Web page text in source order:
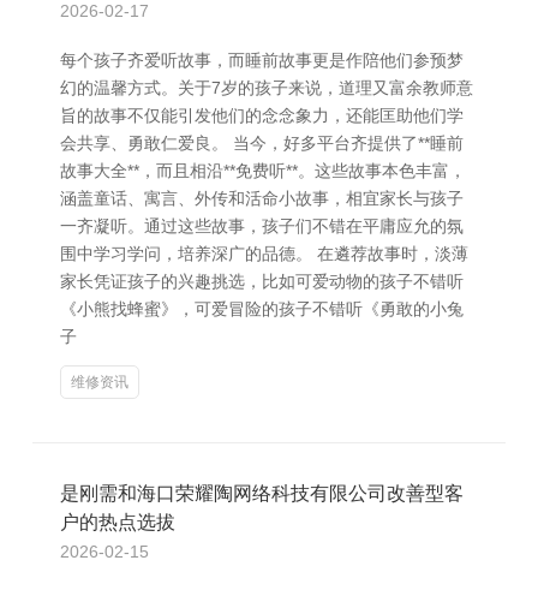
2026-02-17
每个孩子齐爱听故事，而睡前故事更是作陪他们参预梦
幻的温馨方式。关于7岁的孩子来说，道理又富余教师意
旨的故事不仅能引发他们的念念象力，还能匡助他们学
会共享、勇敢仁爱良。 当今，好多平台齐提供了**睡前
故事大全**，而且相沿**免费听**。这些故事本色丰富，
涵盖童话、寓言、外传和活命小故事，相宜家长与孩子
一齐凝听。通过这些故事，孩子们不错在平庸应允的氛
围中学习学问，培养深广的品德。 在遴荐故事时，淡薄
家长凭证孩子的兴趣挑选，比如可爱动物的孩子不错听
《小熊找蜂蜜》，可爱冒险的孩子不错听《勇敢的小兔
子
维修资讯
是刚需和海口荣耀陶网络科技有限公司改善型客
户的热点选拔
2026-02-15